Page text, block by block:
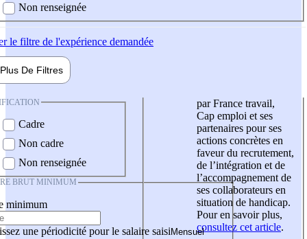
Non renseignée
le filtre de l'expérience demandée
Plus De Filtres
Cadre
Non cadre
Non renseignée
BRUT MINIMUM
minimum
une périodicité pour le salaire saisi
par France travail,
Cap emploi et ses
partenaires pour ses
actions concrètes en
faveur du recrutement,
de l’intégration et de
l’accompagnement de
ses collaborateurs en
situation de handicap.
Pour en savoir plus,
consultez cet article.